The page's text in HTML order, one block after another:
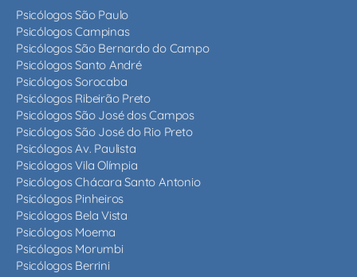
Psicólogos São Paulo
Psicólogos Campinas
Psicólogos São Bernardo do Campo
Psicólogos Santo André
Psicólogos Sorocaba
Psicólogos Ribeirão Preto
Psicólogos São José dos Campos
Psicólogos São José do Rio Preto
Psicólogos Av. Paulista
Psicólogos Vila Olímpia
Psicólogos Chácara Santo Antonio
Psicólogos Pinheiros
Psicólogos Bela Vista
Psicólogos Moema
Psicólogos Morumbi
Psicólogos Berrini